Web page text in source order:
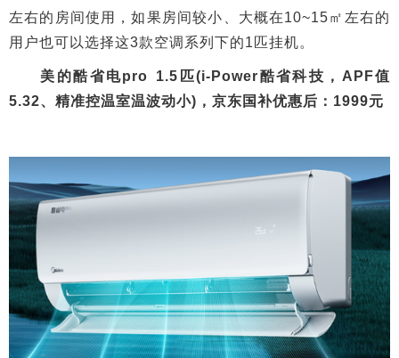
左右的房间使用，如果房间较小、大概在10~15㎡左右的
用户也可以选择这3款空调系列下的1匹挂机。
美的酷省电pro 1.5匹(i-Power酷省科技，APF值
5.32、精准控温室温波动小)，京东国补优惠后：1999元